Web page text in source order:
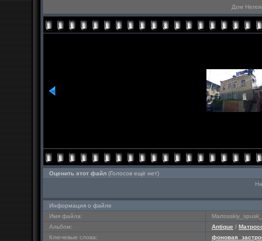
Дом
Оценить этот файл (Голосов ещё нет)
Информация о файле
Имя файла:
Альбом:
Antique /
Ключевые слова: